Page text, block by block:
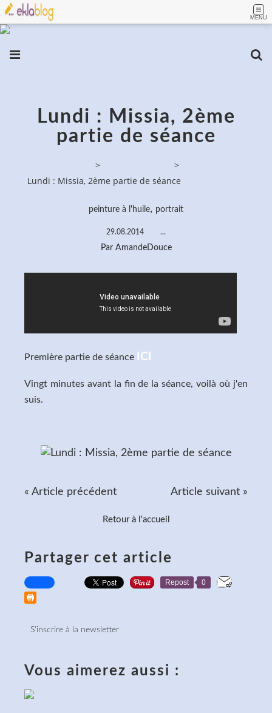
MENU
Lundi : Missia, 2ème
partie de séance
>
>
Lundi : Missia, 2ème partie de séance
peinture à l'huile, portrait
29.08.2014 …
Par AmandeDouce
Première partie de séance ICI
Vingt minutes avant la fin de la séance, voilà où j'en
suis.
« Article précédent Article suivant »
Retour à l'accueil
Partager cet article
Repost 0
S'inscrire à la newsletter
Vous aimerez aussi :